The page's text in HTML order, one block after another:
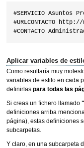
#SERVICIO Asuntos
#URLCONTACTO
Aplicar variables de
Como resultaría muy
variables de estilo en cada
definirlas para todas las
Si creas un fichero llamado
definiciones arriba
página), estas definiciones
subcarpetas.
Y claro, en una subcarpeta